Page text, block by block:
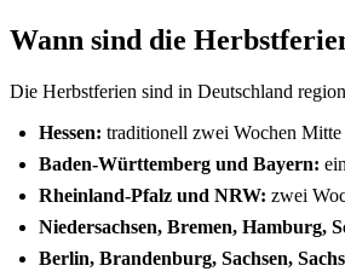
Wann sind die
Die Herbstferien sind in Deutschland
Hessen: traditionell zwei Wochen
Baden-Württemberg und Bayern:
Rheinland-Pfalz und NRW: zwei
Niedersachsen, Bremen, Hamburg,
Berlin, Brandenburg, Sachsen,